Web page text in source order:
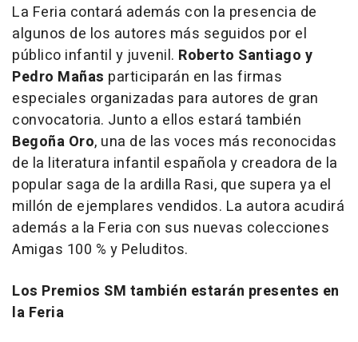
La Feria contará además con la presencia de
algunos de los autores más seguidos por el
público infantil y juvenil. Roberto Santiago y
Pedro Mañas participarán en las firmas
especiales organizadas para autores de gran
convocatoria. Junto a ellos estará también
Begoña Oro, una de las voces más reconocidas
de la literatura infantil española y creadora de la
popular saga de la ardilla Rasi, que supera ya el
millón de ejemplares vendidos. La autora acudirá
además a la Feria con sus nuevas colecciones
Amigas 100 % y Peluditos.
Los Premios SM también estarán presentes en
la Feria